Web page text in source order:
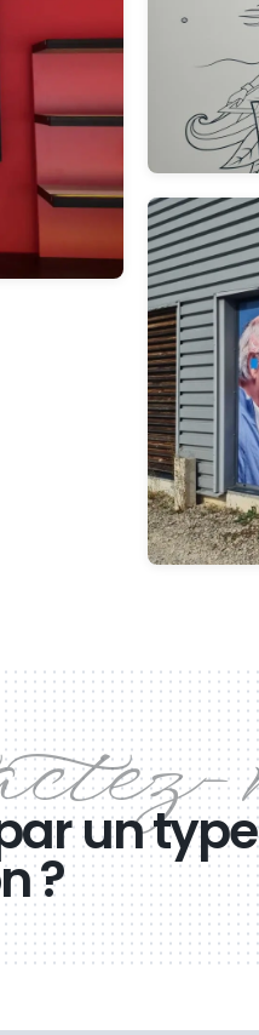
un type
?